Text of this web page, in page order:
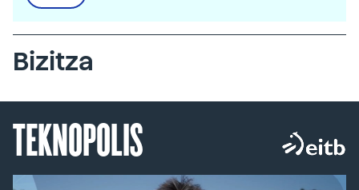
Bizitza
TEKNOPOLIS